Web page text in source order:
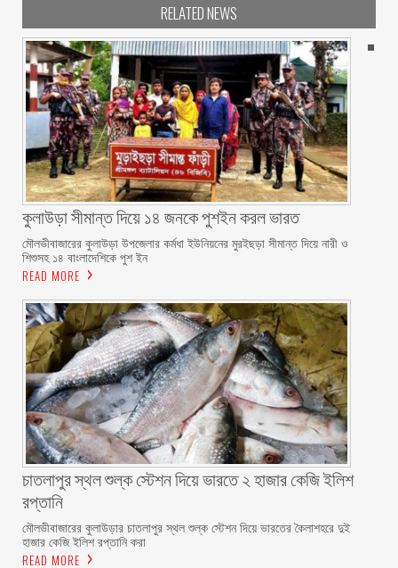
RELATED NEWS
কুলাউড়া সীমান্ত দিয়ে ১৪ জনকে পুশইন করল ভারত
মৌলভীবাজারের কুলাউড়া উপজেলার কর্মধা ইউনিয়নের মুরইছড়া সীমান্ত দিয়ে নারী ও
শিশুসহ ১৪ বাংলাদেশিকে পুশ ইন
READ MORE
চাতলাপুর স্থল শুল্ক স্টেশন দিয়ে ভারতে ২ হাজার কেজি ইলিশ
রপ্তানি
মৌলভীবাজারের কুলাউড়ার চাতলাপুর স্থল শুল্ক স্টেশন দিয়ে ভারতের কৈলাশহরে দুই
হাজার কেজি ইলিশ রপ্তানি করা
READ MORE